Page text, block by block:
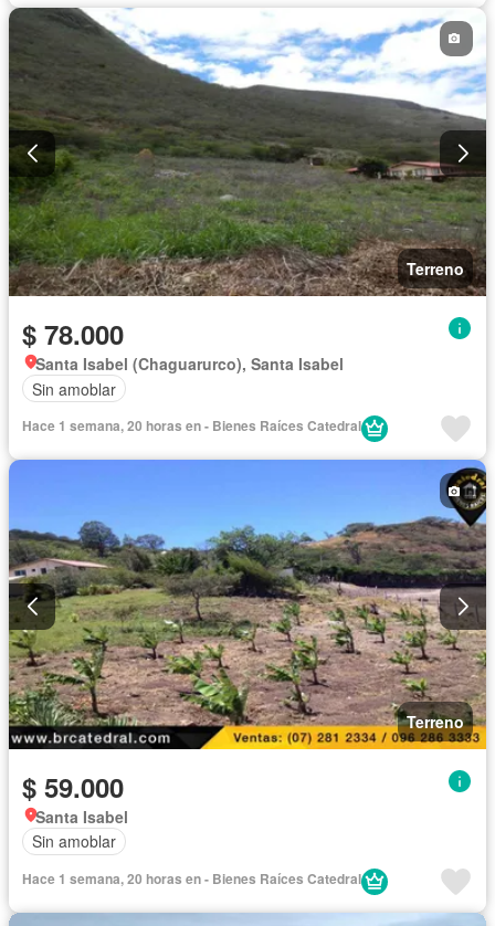
Terreno
$ 78.000
Santa Isabel (Chaguarurco), Santa Isabel
Sin amoblar
Hace 1 semana, 20 horas en - Bienes Raíces Catedral
Terreno
$ 59.000
Santa Isabel
Sin amoblar
Hace 1 semana, 20 horas en - Bienes Raíces Catedral